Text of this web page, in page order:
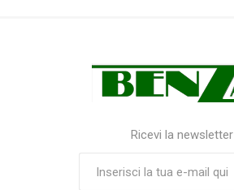
Ricevi la newsletter